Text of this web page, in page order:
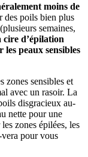
moins de
des poils bien plus
semaines,
cire d’épilation
peaux sensibles
zones sensibles et
avec un rasoir. La
disgracieux au-
nette pour une
zones épilées, les
vera pour vous